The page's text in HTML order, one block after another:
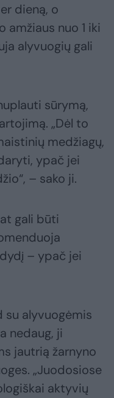
dieną, o
amžiaus nuo 1 iki
alyvuogių gali
sūrymą,
„Dėl to
medžiagų,
ypač jei
– sako ji.
gali būti
– ypač jei
su alyvuogėmis
nedaug, ji
jautrią žarnyno
„Juodosiose
aktyvių